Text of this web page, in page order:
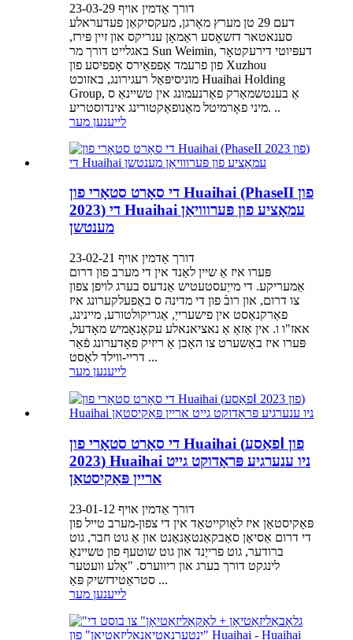
דורך אַדמין אויף 23-03-29
דעם 29 טן מערץ מאָרגן, מעקסיקאַן פעדעראלע
סענאטאר דזשאָסע ראַמאָן ענריקס און זיין פּירז,
באגלייט דורך מר Sun Weimin, דעפּיוטי דירעקטאָר
פון פרעמד אַפפאַירס אָפפיסע פון ​​Xuzhou
מוניסיפּאַל רעגירונג, באזוכט Huaihai Holding
Group, אַ בענטשמאַרק פאַרנעמונג אין טשיינאַ ס
מיני פאָרמיטל מאַנופאַקטורינג אינדוסטריע. ..
לייענען מער
די סאָרט סטאָרי פון Huaihai (PhaseII פון
2023) די Huaihai עמאָציע פון ​​​​פּערווויאַן
מענטשן
דורך אַדמין אויף 23-02-21
פּערו איז אַ שיין לאַנד אין די מערב פון דרום
אַמעריקע. די מייַעסטעטיש אַנדעס בערג לויפן צפון
צו דרום, און רובֿ פון די מדינה ס באַפעלקערונג איז
פאַרקנאַסט אין פישערייַ, אַגריקולטורע, מיינינג,
אאז"ו ו. אין אַזאַ אַ נאציאנאלע עקאָנאָמיש מאָדעל,
פּערו איז באַשערט צו האָבן אַ ריזיק פאָדערונג פֿאַר
דריי-ווילד לאַסט ...
לייענען מער
די סאָרט סטאָרי פון Huaihai (פאַסעⅠ פון
2023) Huaihai ניו ענערגיע פּראָדוקט גייט
אריין פּאַקיסטאַן
דורך אַדמין אויף 23-01-12
פּאַקיסטאַן איז לאָוקייטאַד אין די צפון-מערב טייל פון
די דרום אַסיאַן סאַבקאַנטאַנאַנט און אַ גוט חבר, גוט
ברודער, גוט פרייַנד און גוט שוטעף פון טשיינאַ
לינגקט דורך בערג און ריווערס. "אַלע וועטער
סטראַטידזשיק פּאַ ...
לייענען מער